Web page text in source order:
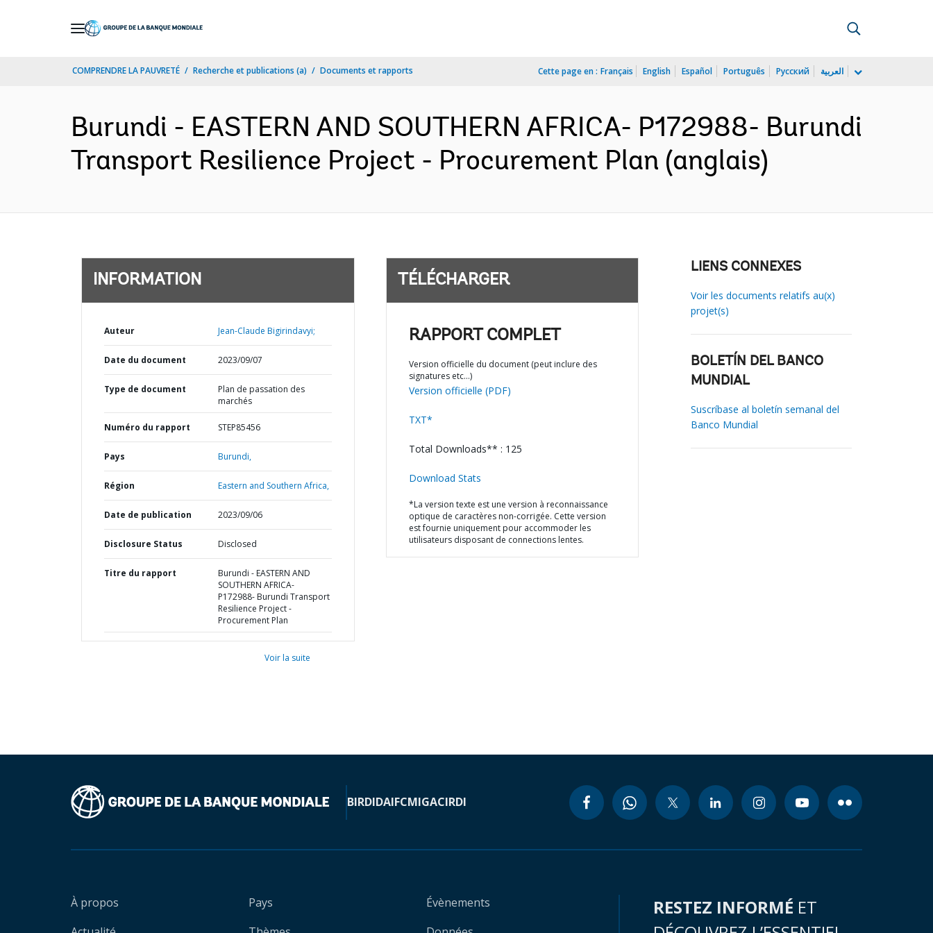
COMPRENDRE LA PAUVRETÉ Recherche et publications (a) Documents et rapports Cette page en : Français English Español Português Русский العربية
Burundi - EASTERN AND SOUTHERN AFRICA- P172988- Burundi
Transport Resilience Project - Procurement Plan (anglais)
INFORMATION
Auteur Jean-Claude Bigirindavyi;
Date du document 2023/09/07
Type de document
Plan de passation des
marchés
Numéro du rapport STEP85456
Pays Burundi,
Région Eastern and Southern Africa,
Date de publication 2023/09/06
Disclosure Status Disclosed
Titre du rapport
Burundi - EASTERN AND
SOUTHERN AFRICA-
P172988- Burundi Transport
Resilience Project -
Procurement Plan
Voir la suite
TÉLÉCHARGER
RAPPORT COMPLET
Version officielle du document (peut inclure des
signatures etc…)
Version officielle (PDF)
TXT*
Total Downloads** : 125
Download Stats
*La version texte est une version à reconnaissance
optique de caractères non-corrigée. Cette version
est fournie uniquement pour accommoder les
utilisateurs disposant de connections lentes.
LIENS CONNEXES
Voir les documents relatifs au(x)
projet(s)
BOLETÍN DEL BANCO
MUNDIAL
Suscríbase al boletín semanal del
Banco Mundial
BIRDIDAIFCMIGACIRDI
À propos
Pays
Évènements
RESTEZ INFORMÉ ET